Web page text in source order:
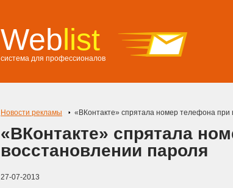
Weblist
система для профессионалов
Новости рекламы «ВКонтакте» спрятала номер телефона при
«ВКонтакте» спрятала
восстановлении пароля
27-07-2013